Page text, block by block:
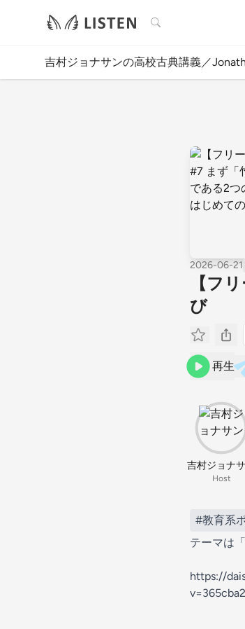
検索
吉村ジョナサンの高校古典講義／
2026-06-21
【フ
び
再生
吉村ジョナ
Host
#教育系
テーマは
https://